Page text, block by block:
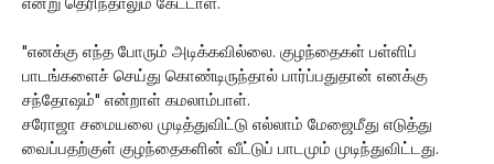
"எனக்கு எந்த போரும் அடிக்கவில்லை. குழந்தைகள் பள்ளிப்
பாடங்களைச் செய்து கொண்டிருந்தால் பார்ப்பதுதான் எனக்கு
சந்தோஷம்" என்றாள் கமலாம்பாள்.
சரோஜா சமையலை முடித்துவிட்டு எல்லாம் மேஜைமீது எடுத்து
வைப்பதற்குள் குழந்தைகளின் வீட்டுப் பாடமும் முடிந்துவிட்டது.